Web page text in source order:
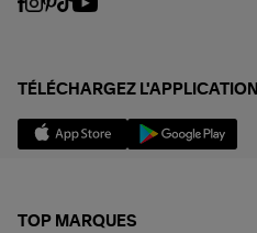
TÉLÉCHARGEZ L'APPLICATION
TOP MARQUES